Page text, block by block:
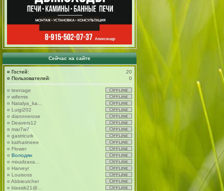
Сейчас на сайте
¤ Гостей:
20
¤ Пользователей: 0
¤ teenage
¤ wifemis
¤ Natalya_ka...
¤ Luigi202
¤ diannnerose
¤ Deavers12
¤ mar7w7
¤ gastricurk
¤ katharineee
¤ Flower
¤ Володян
¤ mixailzaxa...
¤ Harveyr
¤ Louisoss
¤ Abbieutcher
¤ klassik21@...